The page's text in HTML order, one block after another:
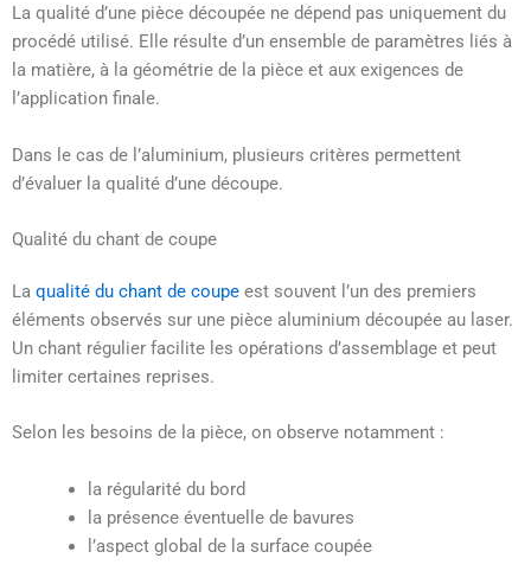
La qualité d’une pièce découpée ne dépend pas uniquement du
procédé utilisé. Elle résulte d’un ensemble de paramètres liés à
la matière, à la géométrie de la pièce et aux exigences de
l’application finale.
Dans le cas de l’aluminium, plusieurs critères permettent
d’évaluer la qualité d’une découpe.
Qualité du chant de coupe
La qualité du chant de coupe est souvent l’un des premiers
éléments observés sur une pièce aluminium découpée au laser.
Un chant régulier facilite les opérations d’assemblage et peut
limiter certaines reprises.
Selon les besoins de la pièce, on observe notamment :
la régularité du bord
la présence éventuelle de bavures
l’aspect global de la surface coupée